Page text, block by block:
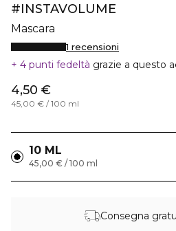
#INSTAVOLUME
Mascara
1 recensioni
4 punti fedeltà grazie a questo
4,50 €
45,00 € / 100 ml
10 ML
45,00 € / 100 ml
Consegna